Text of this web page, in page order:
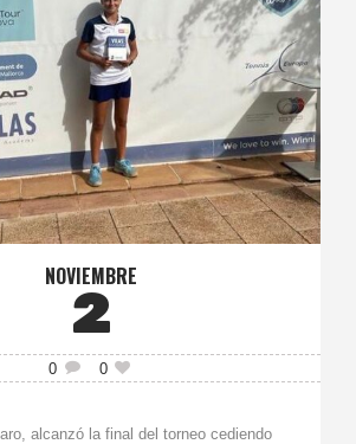
NOVIEMBRE
2
0 0
alcanzó la final del torneo cediendo